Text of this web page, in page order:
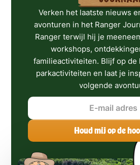
Verken het laatste nieuws
avonturen in het Ranger
Ranger terwijl hij je
workshops,
familieactiviteiten. Blijf op de
parkactiviteiten en laat je
volgende